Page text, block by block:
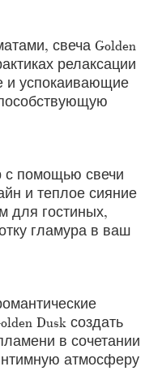
свеча Golden
релаксации
и успокаивающие
с помощью свечи
и теплое сияние
для гостиных,
гламура в ваш
Dusk создать
в сочетании
атмосферу